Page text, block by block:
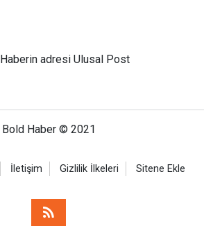
Haberin adresi Ulusal Post
Bold Haber © 2021
İletişim Gizlilik İlkeleri Sitene Ekle